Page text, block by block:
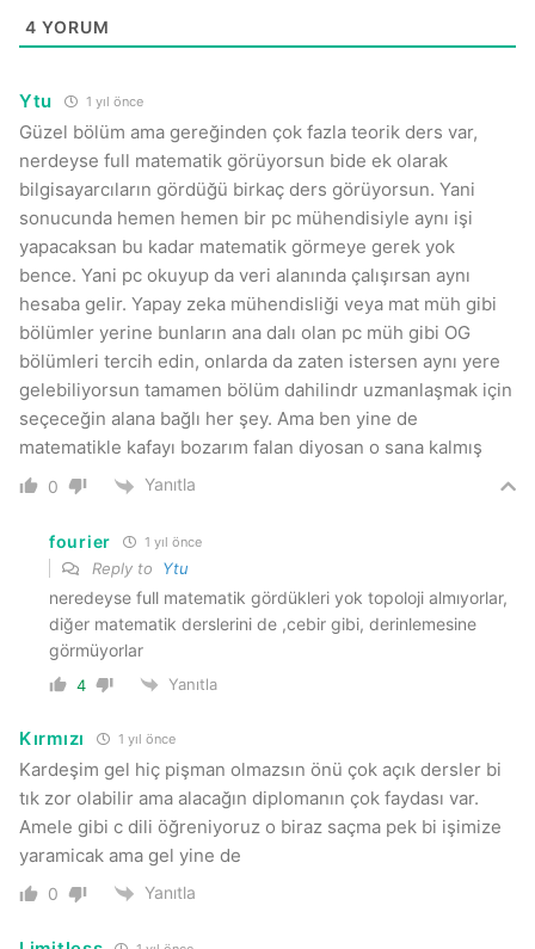
4 YORUM
Ytu 1 yıl önce
Güzel bölüm ama gereğinden çok fazla teorik ders var,
nerdeyse full matematik görüyorsun bide ek olarak
bilgisayarcıların gördüğü birkaç ders görüyorsun. Yani
sonucunda hemen hemen bir pc mühendisiyle aynı işi
yapacaksan bu kadar matematik görmeye gerek yok
bence. Yani pc okuyup da veri alanında çalışırsan aynı
hesaba gelir. Yapay zeka mühendisliği veya mat müh gibi
bölümler yerine bunların ana dalı olan pc müh gibi OG
bölümleri tercih edin, onlarda da zaten istersen aynı yere
gelebiliyorsun tamamen bölüm dahilindr uzmanlaşmak için
seçeceğin alana bağlı her şey. Ama ben yine de
matematikle kafayı bozarım falan diyosan o sana kalmış
0 Yanıtla
fourier 1 yıl önce
Reply to Ytu
neredeyse full matematik gördükleri yok topoloji almıyorlar,
diğer matematik derslerini de ,cebir gibi, derinlemesine
görmüyorlar
4 Yanıtla
Kırmızı 1 yıl önce
Kardeşim gel hiç pişman olmazsın önü çok açık dersler bi
tık zor olabilir ama alacağın diplomanın çok faydası var.
Amele gibi c dili öğreniyoruz o biraz saçma pek bi işimize
yaramicak ama gel yine de
0 Yanıtla